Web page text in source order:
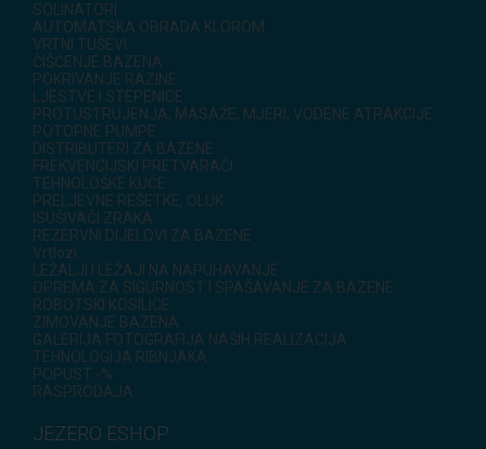
SOLINATORI
AUTOMATSKA OBRADA KLOROM
VRTNI TUŠEVI
ČIŠĆENJE BAZENA
POKRIVANJE RAZINE
LJESTVE I STEPENICE
PROTUSTRUJENJA, MASAŽE, MJERI, VODENE ATRAKCIJE
POTOPNE PUMPE
DISTRIBUTERI ZA BAZENE
FREKVENCIJSKI PRETVARAČI
TEHNOLOŠKE KUĆE
PRELJEVNE REŠETKE, OLUK
ISUŠIVAČI ZRAKA
REZERVNI DIJELOVI ZA BAZENE
Vrtlozi
LEŽALJI I LEŽAJI NA NAPUHAVANJE
OPREMA ZA SIGURNOST I SPAŠAVANJE ZA BAZENE
ROBOTSKI KOSILICE
ZIMOVANJE BAZENA
GALERIJA FOTOGRAFIJA NAŠIH REALIZACIJA
TEHNOLOGIJA RIBNJAKA
POPUST -%
RASPRODAJA
JEZERO ESHOP